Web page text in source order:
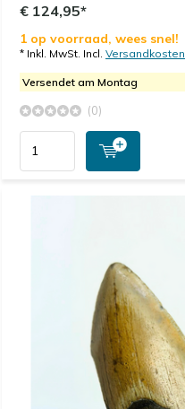
€ 124,95*
1 op voorraad, wees snel!
* Inkl. MwSt. Incl. Versandkosten
Versendet am Montag
(0)